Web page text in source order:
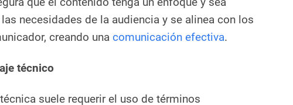
necesidades de la audiencia y se alinea con los
creando una comunicación efectiva.
técnico
suele requerir el uso de términos